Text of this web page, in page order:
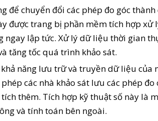
để chuyển đổi các phép đo góc
được trang bị phần mềm tích hợp xử
ngay lập tức. Xử lý dữ liệu thời gian
tăng tốc quá trình khảo sát.
năng lưu trữ và truyền dữ liệu của
các nhà khảo sát lưu các phép đo
thêm. Tích hợp kỹ thuật số này là
và tính toán bên ngoài.